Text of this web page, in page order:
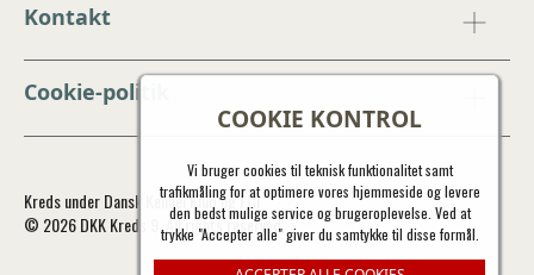
COOKIE KONTROL
Vi bruger cookies til teknisk funktionalitet samt
trafikmåling for at optimere vores hjemmeside og levere
den bedst mulige service og brugeroplevelse. Ved at
trykke "Accepter alle" giver du samtykke til disse formål.
Kontakt
Cookie-politik
Kreds under Dansk Kennel Klub og FCI
© 2026 DKK Kreds 9. All rights reserved.